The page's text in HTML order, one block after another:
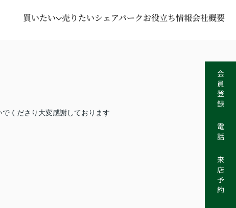
買いたい 売りたいシェアパークお役立ち情報会社概要
くださり大変感謝しております
会員登録
電話
来店予約